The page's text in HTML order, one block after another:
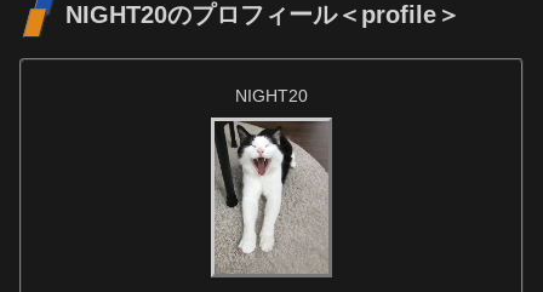
NIGHT20のプロフィール＜profile＞
NIGHT20